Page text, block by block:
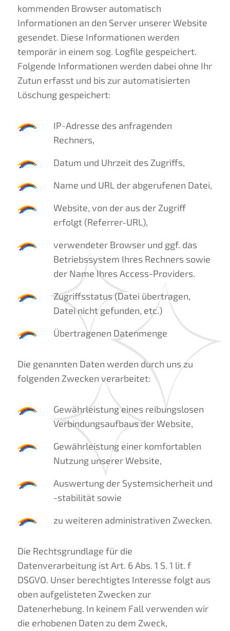
kommenden Browser automatisch
Informationen an den Server unserer Website
gesendet. Diese Informationen werden
temporär in einem sog. Logfile gespeichert.
Folgende Informationen werden dabei ohne Ihr
Zutun erfasst und bis zur automatisierten
Löschung gespeichert:
IP-Adresse des anfragenden
Rechners,
Datum und Uhrzeit des Zugriffs,
Name und URL der abgerufenen Datei,
Website, von der aus der Zugriff
erfolgt (Referrer-URL),
verwendeter Browser und ggf. das
Betriebssystem Ihres Rechners sowie
der Name Ihres Access-Providers.
Zugriffsstatus (Datei übertragen,
Datei nicht gefunden, etc.)
Übertragenen Datenmenge
Die genannten Daten werden durch uns zu
folgenden Zwecken verarbeitet:
Gewährleistung eines reibungslosen
Verbindungsaufbaus der Website,
Gewährleistung einer komfortablen
Nutzung unserer Website,
Auswertung der Systemsicherheit und
-stabilität sowie
zu weiteren administrativen Zwecken.
Die Rechtsgrundlage für die
Datenverarbeitung ist Art. 6 Abs. 1 S. 1 lit. f
DSGVO. Unser berechtigtes Interesse folgt aus
oben aufgelisteten Zwecken zur
Datenerhebung. In keinem Fall verwenden wir
die erhobenen Daten zu dem Zweck,